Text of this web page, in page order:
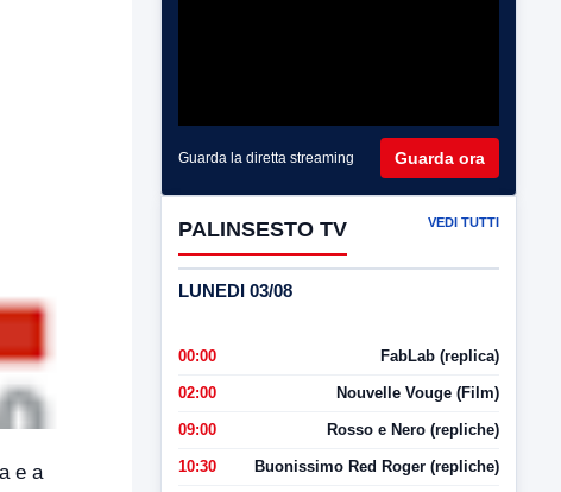
e a
Guarda la diretta streaming Guarda ora
PALINSESTO TV VEDI TUTTI
LUNEDI 03/08
00:00 FabLab (replica)
02:00 Nouvelle Vouge (Film)
09:00 Rosso e Nero (repliche)
10:30 Buonissimo Red Roger (repliche)